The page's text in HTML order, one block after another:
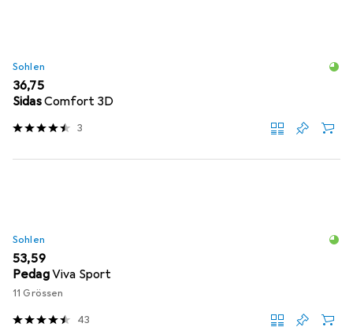
Sohlen
EUR
36,75
SidasComfort 3D
3
Sohlen
EUR
53,59
PedagViva Sport
11 Grössen
43